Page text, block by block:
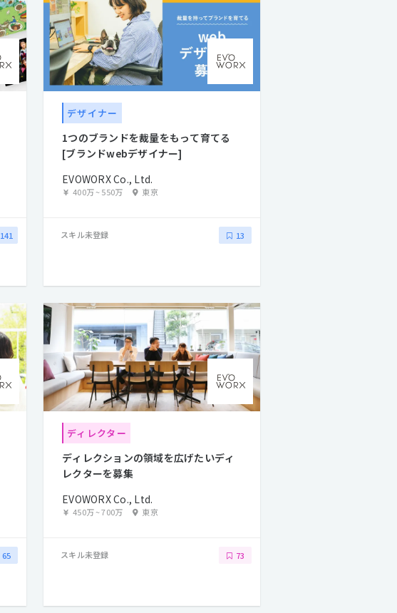
141
デザイナー
1つのブランドを裁量をもって育てる
[ブランドwebデザイナー]
EVOWORX Co., Ltd.
400万~550万 東京
スキル未登録 13
65
ディレクター
ディレクションの領域を広げたいディ
レクターを募集
EVOWORX Co., Ltd.
450万~700万 東京
スキル未登録 73